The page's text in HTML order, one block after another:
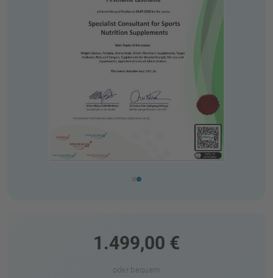
1.499,00 €
oder bequem